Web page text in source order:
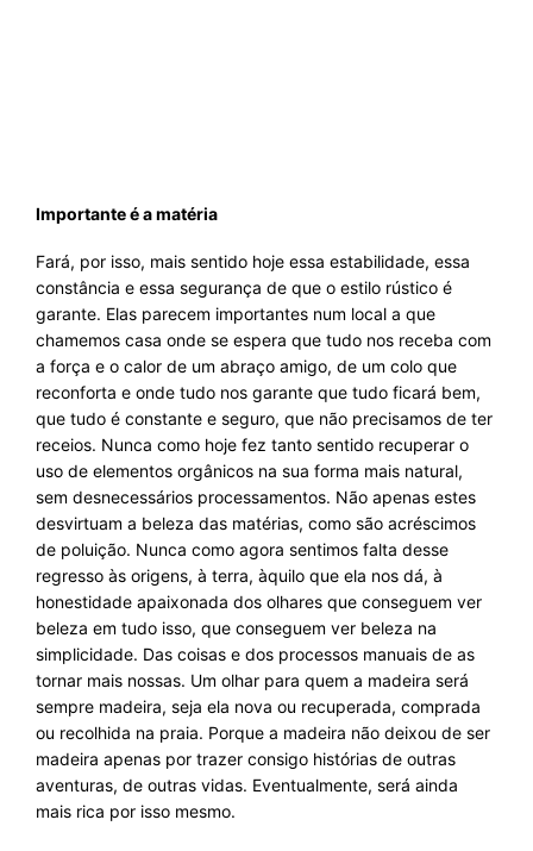
Importante é a matéria
Fará, por isso, mais sentido hoje essa estabilidade, essa
constância e essa segurança de que o estilo rústico é
garante. Elas parecem importantes num local a que
chamemos casa onde se espera que tudo nos receba com
a força e o calor de um abraço amigo, de um colo que
reconforta e onde tudo nos garante que tudo ficará bem,
que tudo é constante e seguro, que não precisamos de ter
receios. Nunca como hoje fez tanto sentido recuperar o
uso de elementos orgânicos na sua forma mais natural,
sem desnecessários processamentos. Não apenas estes
desvirtuam a beleza das matérias, como são acréscimos
de poluição. Nunca como agora sentimos falta desse
regresso às origens, à terra, àquilo que ela nos dá, à
honestidade apaixonada dos olhares que conseguem ver
beleza em tudo isso, que conseguem ver beleza na
simplicidade. Das coisas e dos processos manuais de as
tornar mais nossas. Um olhar para quem a madeira será
sempre madeira, seja ela nova ou recuperada, comprada
ou recolhida na praia. Porque a madeira não deixou de ser
madeira apenas por trazer consigo histórias de outras
aventuras, de outras vidas. Eventualmente, será ainda
mais rica por isso mesmo.